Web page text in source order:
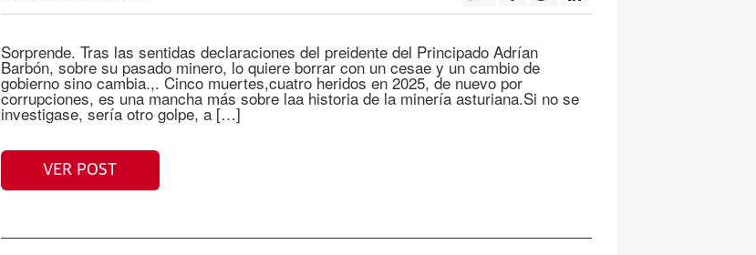
Sorprende. Tras las sentidas declaraciones del preidente del Principado Adrían
Barbón, sobre su pasado minero, lo quiere borrar con un cesae y un cambio de
gobierno sino cambia.,. Cinco muertes,cuatro heridos en 2025, de nuevo por
corrupciones, es una mancha más sobre laa historia de la minería asturiana.Si no se
investigase, sería otro golpe, a […]
VER POST